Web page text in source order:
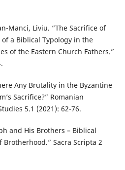
Manci, Liviu. “The Sacrifice of
a Biblical Typology in the
of the Eastern Church Fathers.”
Any Brutality in the Byzantine
Sacrifice?” Romanian
5.1 (2021): 62-76.
and His Brothers – Biblical
Sacra Scripta 2